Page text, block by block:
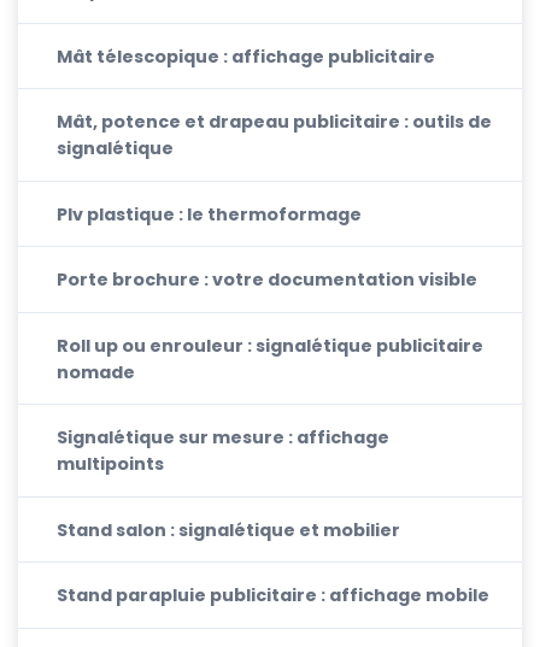
Mât télescopique : affichage publicitaire
Mât, potence et drapeau publicitaire : outils de
signalétique
Plv plastique : le thermoformage
Porte brochure : votre documentation visible
Roll up ou enrouleur : signalétique publicitaire
nomade
Signalétique sur mesure : affichage
multipoints
Stand salon : signalétique et mobilier
Stand parapluie publicitaire : affichage mobile